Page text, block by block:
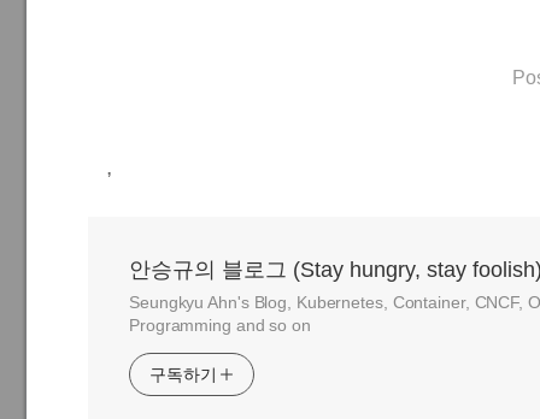
,
안승규의 블로그 (Stay hungry, stay
Seungkyu Ahn's Blog, Kubernetes, Container, CNCF,
Programming and so on
구독하기